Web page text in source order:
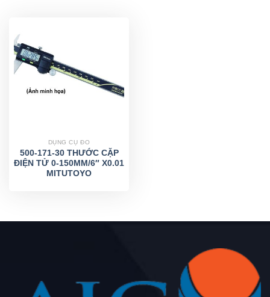
DỤNG CỤ ĐO
500-171-30 THƯỚC CẶP
ĐIỆN TỬ 0-150MM/6″ X0.01
MITUTOYO